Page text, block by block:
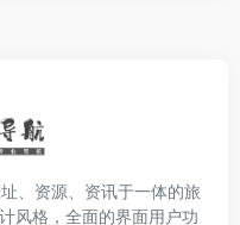
、资源、资讯于一体的旅
风格，全面的界面用户功